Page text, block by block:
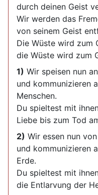
durch deinen Geist
Wir werden das
von seinem Geist
Die Wüste wird zum
die Wüste wird zum
1) Wir speisen nun
und kommunizieren
Menschen.
Du spieltest mit
Liebe bis zum Tod
2) Wir essen nun
und kommunizieren
Erde.
Du spieltest mit
die Entlarvung der